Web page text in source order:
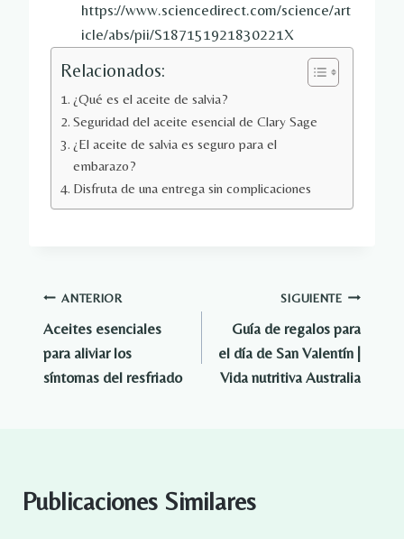
https://www.sciencedirect.com/science/art
icle/abs/pii/S187151921830221X
Relacionados:
¿Qué es el aceite de salvia?
Seguridad del aceite esencial de Clary Sage
¿El aceite de salvia es seguro para el
embarazo?
Disfruta de una entrega sin complicaciones
Navegación
de
entradas
ANTERIOR
Aceites esenciales
para aliviar los
síntomas del resfriado
SIGUIENTE
Guía de regalos para
el día de San Valentín |
Vida nutritiva Australia
Publicaciones Similares